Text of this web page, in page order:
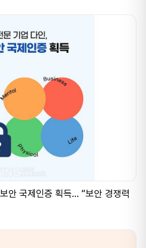
안 국제인증 획득... “보안 경쟁력